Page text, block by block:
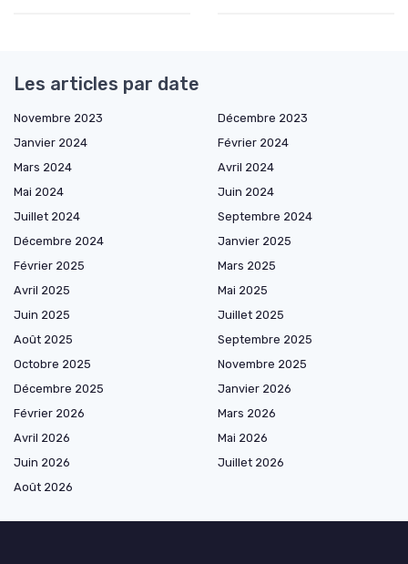
Les articles par date
Novembre 2023
Décembre 2023
Janvier 2024
Février 2024
Mars 2024
Avril 2024
Mai 2024
Juin 2024
Juillet 2024
Septembre 2024
Décembre 2024
Janvier 2025
Février 2025
Mars 2025
Avril 2025
Mai 2025
Juin 2025
Juillet 2025
Août 2025
Septembre 2025
Octobre 2025
Novembre 2025
Décembre 2025
Janvier 2026
Février 2026
Mars 2026
Avril 2026
Mai 2026
Juin 2026
Juillet 2026
Août 2026